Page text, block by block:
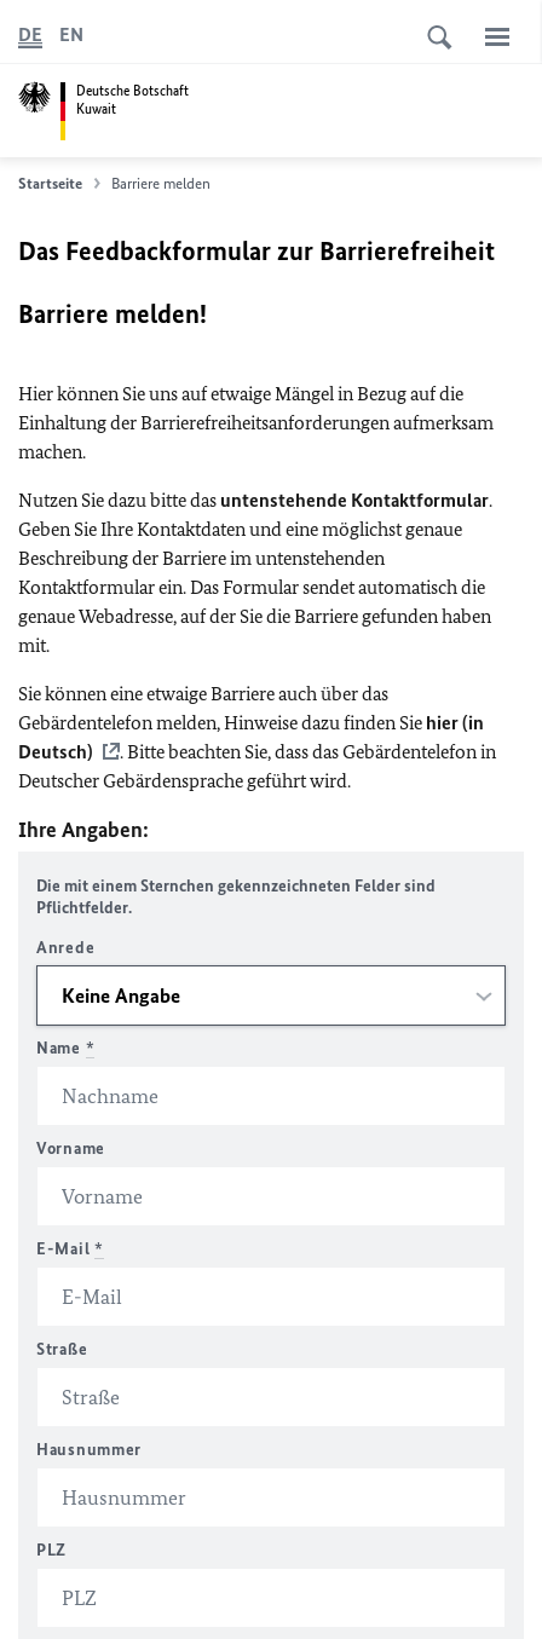
Deutsche Botschaft
Kuwait
DE EN
Startseite Barriere melden
Das Feedbackformular zur Barrierefreiheit
Barriere melden!
Hier können Sie uns auf etwaige Mängel in Bezug auf die
Einhaltung der Barrierefreiheitsanforderungen aufmerksam
machen.
Nutzen Sie dazu bitte das untenstehende Kontaktformular.
Geben Sie Ihre Kontaktdaten und eine möglichst genaue
Beschreibung der Barriere im untenstehenden
Kontaktformular ein. Das Formular sendet automatisch die
genaue Webadresse, auf der Sie die Barriere gefunden haben
mit.
Sie können eine etwaige Barriere auch über das
Gebärdentelefon melden, Hinweise dazu finden Sie hier (in
Deutsch)
. Bitte beachten Sie, dass das Gebärdentelefon in
Deutscher Gebärdensprache geführt wird.
Ihre Angaben:
Die mit einem Sternchen gekennzeichneten Felder sind
Pflichtfelder.
Anrede
Name *
Vorname
E-Mail *
Straße
Hausnummer
PLZ